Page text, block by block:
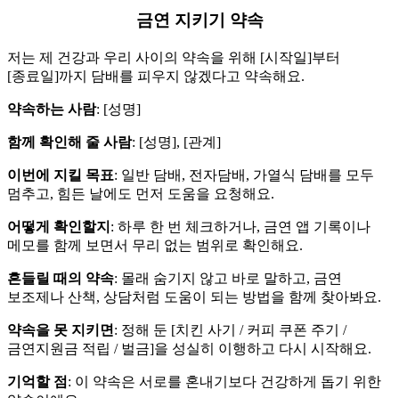
금연 지키기 약속
저는 제 건강과 우리 사이의 약속을 위해 [시작일]부터
[종료일]까지 담배를 피우지 않겠다고 약속해요.
약속하는 사람: [성명]
함께 확인해 줄 사람: [성명], [관계]
이번에 지킬 목표: 일반 담배, 전자담배, 가열식 담배를 모두
멈추고, 힘든 날에도 먼저 도움을 요청해요.
어떻게 확인할지 : 하루 한 번 체크하거나, 금연 앱 기록이나
메모를 함께 보면서 무리 없는 범위로 확인해요.
흔들릴 때의 약속: 몰래 숨기지 않고 바로 말하고, 금연
보조제나 산책, 상담처럼 도움이 되는 방법을 함께 찾아봐요.
약속을 못 지키면 : 정해 둔 [치킨 사기 / 커피 쿠폰 주기 /
금연지원금 적립 / 벌금]을 성실히 이행하고 다시 시작해요.
기억할 점 : 이 약속은 서로를 혼내기보다 건강하게 돕기 위한